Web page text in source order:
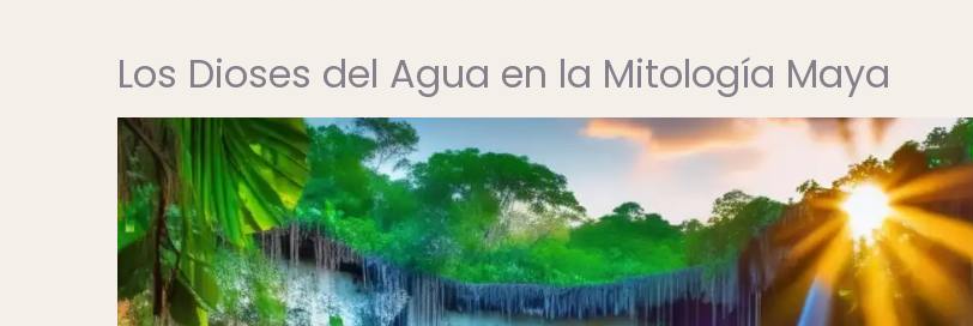
Los Dioses del Agua en la Mitología Maya